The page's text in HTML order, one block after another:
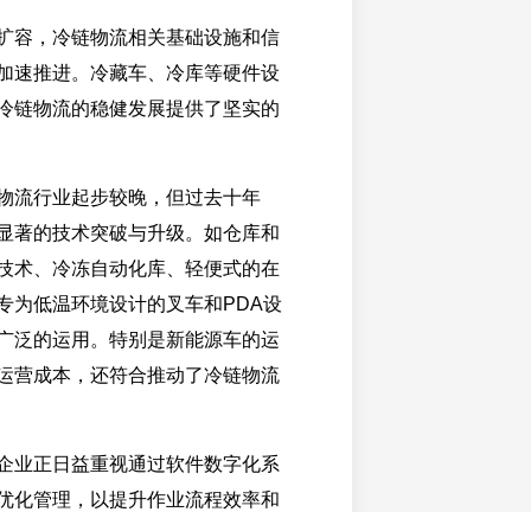
容，冷链物流相关基础设施和信
速推进。冷藏车、冷库等硬件设
链物流的稳健发展提供了坚实的
流行业起步较晚，但过去十年
著的技术突破与升级。如仓库和
术、冷冻自动化库、轻便式的在
为低温环境设计的叉车和PDA设
泛的运用。特别是新能源车的运
营成本，还符合推动了冷链物流
业正日益重视通过软件数字化系
化管理，以提升作业流程效率和